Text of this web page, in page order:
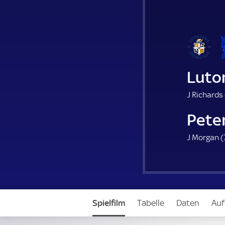
J Richards
J Morgan (
Spielfilm Tabelle Daten